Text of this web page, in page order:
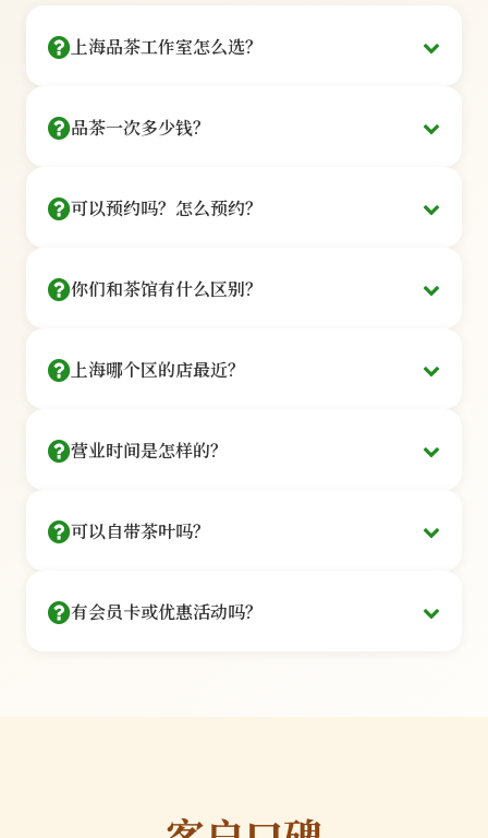
上海品茶工作室怎么选？
看三点：茶艺师是否持证、茶品是否可溯源、环境
我们的每一位茶艺师都持有国家认证的高级茶艺师资格
证书，平均从业经验11年以上。所有茶品均来自西湖龙
信息。
私密独立包间
品茶一次多少钱？
¥128
¥288
¥588
可以预约吗？怎么预约？
在线预约
30秒完成
拨打 400-888-6666 客服为您安排
微信预约
你们和茶馆有什么区别？
私密小包间
上海哪个区的店最近？
长宁 · 虹桥开发区
黄浦 · 淮海中路 虹口 · 北外滩
营业时间是怎样的？
周一至周五：10:00 - 21:00（最后入场时间20:00）
部分门店提供夜间包场服务，如需在非营业时间使
可以自带茶叶吗？
提前告知：请在预约时说明自带茶叶，以便我们准
专业品鉴师严格筛选，确保品质和口感。
有会员卡或优惠活动吗？
9折优惠+生日礼品+优先预约